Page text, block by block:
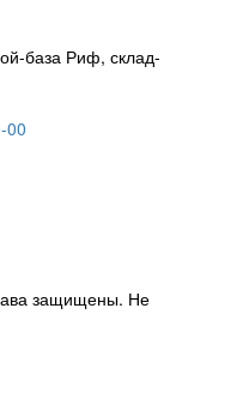
база Риф, склад-
00
защищены. Не